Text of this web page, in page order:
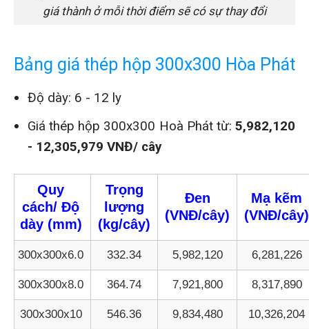
giá thành ở mỗi thời điểm sẽ có sự thay đổi
Bảng giá thép hộp 300x300 Hòa Phát
Độ dày: 6 - 12 ly
Giá thép hộp 300x300 Hoà Phát từ: 5,982,120
- 12,305,979 VNĐ/ cây
Quy
cách/ Độ
dày (mm)
Trọng
lượng
(kg/cây)
Đen
(VNĐ/cây)
Mạ kẽm
(VNĐ/cây)
300x300x6.0 332.34 5,982,120 6,281,226
300x300x8.0 364.74 7,921,800 8,317,890
300x300x10 546.36 9,834,480 10,326,204